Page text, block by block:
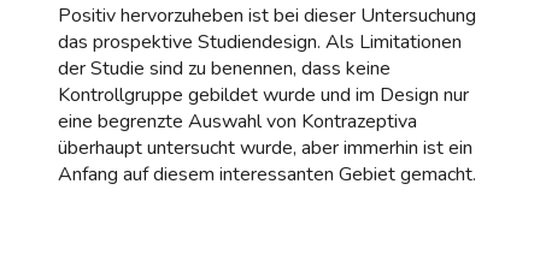
Positiv hervorzuheben ist bei dieser Untersuchung
das prospektive Studiendesign. Als Limitationen
der Studie sind zu benennen, dass keine
Kontrollgruppe gebildet wurde und im Design nur
eine begrenzte Auswahl von Kontrazeptiva
überhaupt untersucht wurde, aber immerhin ist ein
Anfang auf diesem interessanten Gebiet gemacht.